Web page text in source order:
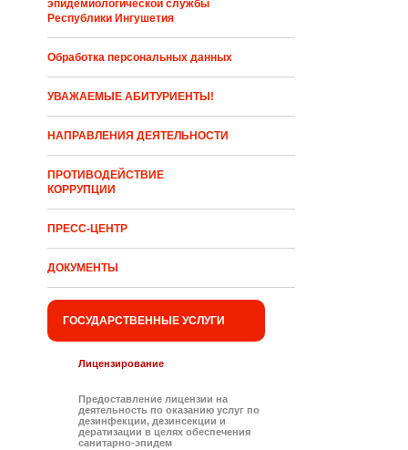
эпидемиологической службы
Республики Ингушетия
Обработка персональных данных
УВАЖАЕМЫЕ АБИТУРИЕНТЫ!
НАПРАВЛЕНИЯ ДЕЯТЕЛЬНОСТИ
ПРОТИВОДЕЙСТВИЕ
КОРРУПЦИИ
ПРЕСС-ЦЕНТР
ДОКУМЕНТЫ
ГОСУДАРСТВЕННЫЕ УСЛУГИ
Лицензирование
Предоставление лицензии на
деятельность по оказанию услуг по
дезинфекции, дезинсекции и
дератизации в целях обеспечения
санитарно-эпидем